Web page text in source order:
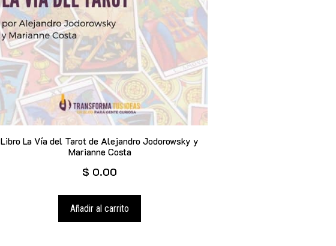
Libro La Vía del Tarot de Alejandro Jodorowsky y
Marianne Costa
$ 0.00
Añadir al carrito